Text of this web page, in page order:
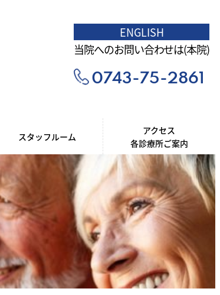
ENGLISH
当院へのお問い合わせは(本院)
0743-75-2861
スタッフルーム
アクセス
各診療所ご案内